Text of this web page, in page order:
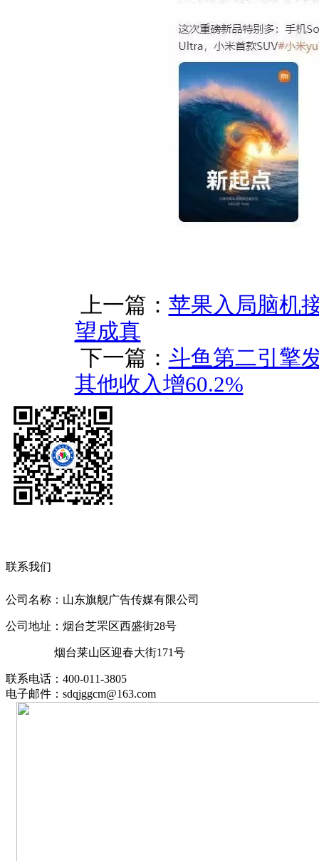
上一篇： 苹果入局脑机
望成真
下一篇： 斗鱼第二引擎
其他收入增60.2%
联系我们
公司名称：山东旗舰广告传媒有限公司
公司地址：烟台芝罘区西盛街28号
烟台莱山区迎春大街171号
联系电话：400-011-3805
电子邮件：sdqjggcm@163.com